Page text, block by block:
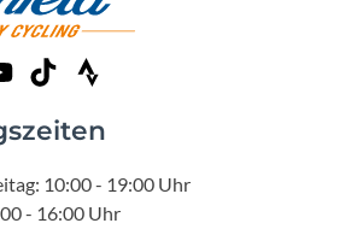
10:00 - 19:00 Uhr
- 16:00 Uhr